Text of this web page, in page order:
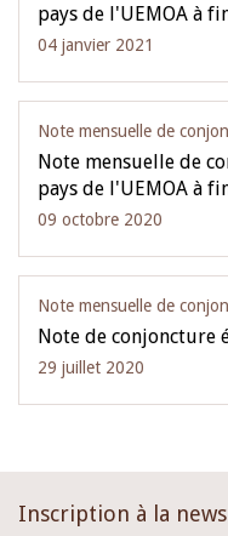
pays de l'UEMOA à
04 janvier 2021
Note mensuelle de
Note mensuelle de
pays de l'UEMOA à
09 octobre 2020
Note mensuelle de
Note de conjoncture
29 juillet 2020
Inscription à la